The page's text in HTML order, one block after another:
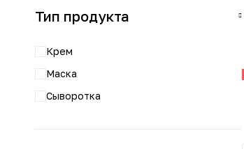
Тип продукта
Крем
Маска
Сыворотка